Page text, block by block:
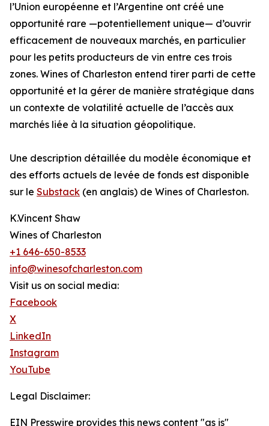
l’Union européenne et l’Argentine ont créé une
opportunité rare —potentiellement unique— d’ouvrir
efficacement de nouveaux marchés, en particulier
pour les petits producteurs de vin entre ces trois
zones. Wines of Charleston entend tirer parti de cette
opportunité et la gérer de manière stratégique dans
un contexte de volatilité actuelle de l’accès aux
marchés liée à la situation géopolitique.
Une description détaillée du modèle économique et
des efforts actuels de levée de fonds est disponible
sur le Substack (en anglais) de Wines of Charleston.
K.Vincent Shaw
Wines of Charleston
+1 646-650-8533
info@winesofcharleston.com
Visit us on social media:
Facebook
X
LinkedIn
Instagram
YouTube
Legal Disclaimer:
EIN Presswire provides this news content "as is"